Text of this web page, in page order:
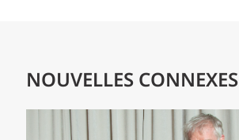
NOUVELLES CONNEXES